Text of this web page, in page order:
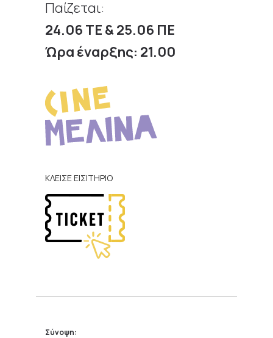
Παίζεται:
24.06 ΤΕ & 25.06 ΠΕ
Ώρα έναρξης: 21.00
ΚΛΕΙΣΕ ΕΙΣΙΤΗΡΙΟ
Σύνοψη: